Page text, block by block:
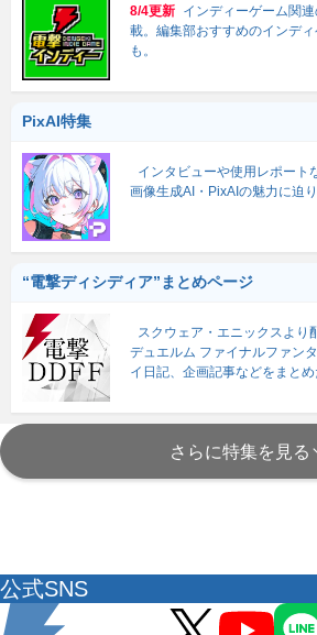
8/4更新 インディーゲーム関
載。編集部おすすめのインデ
も。
PixAI特集
インタビューや使用レポート
画像生成AI・PixAIの魅力に迫り
“電撃ディシディア”まとめページ
スクウェア・エニックスより
デュエルム ファイナルファン
イ日記、企画記事などをまとめ
さらに特集を見る
公式SNS